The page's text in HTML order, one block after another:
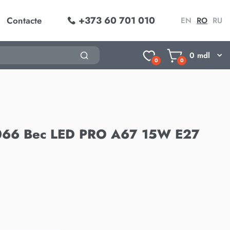
Contacte +373 60 701 010 EN RO RU
0 0 0 mdl
Bec LED PRO A67 15W E27